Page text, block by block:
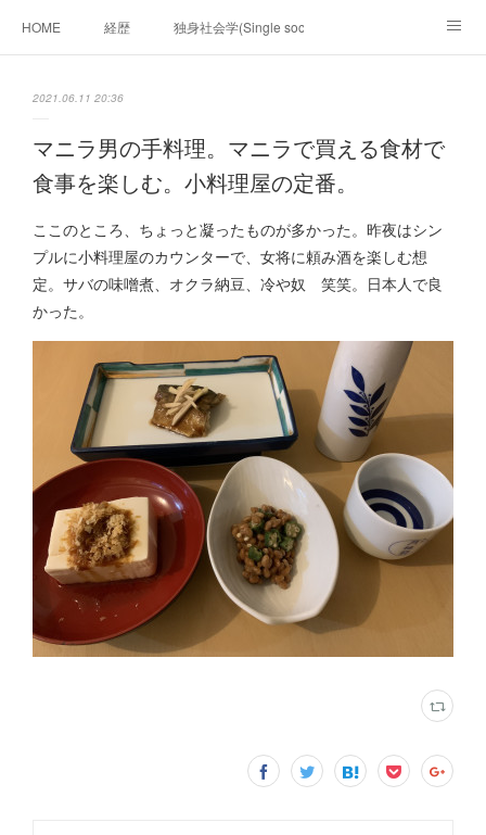
HOME 経歴 独身社会学(Single sociology)と高齢化社会学
移動出来て、工場で作る建物。未来２１００研究所
「心神の夢想２０２０」 フィリピンマンションは買うべきでは無い理由は全
海外生活の掟
フィリピンの問題点 フィリピンの歴史
フィリピン経済談義 ファッションを考える 漫画
未来２１００研究所他のアイデアマニラ男の手料理 総集編
https://globalclub.amebaownd.com/
2021.06.11 20:36
マニラ男の手料理。マニラで買える食材で
食事を楽しむ。小料理屋の定番。
ここのところ、ちょっと凝ったものが多かった。昨夜はシン
プルに小料理屋のカウンターで、女将に頼み酒を楽しむ想
定。サバの味噌煮、オクラ納豆、冷や奴 笑笑。日本人で良
かった。